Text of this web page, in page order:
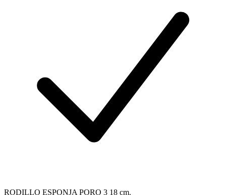
RODILLO ESPONJA PORO 3 18 cm.